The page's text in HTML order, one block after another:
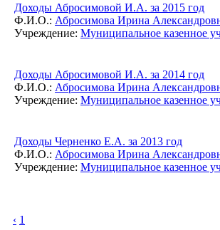
Доходы Абросимовой И.А. за 2015 год
Ф.И.О.: Абросимова Ирина
Учреждение: Муниципальное казенное
Доходы Абросимовой И.А. за 2014 год
Ф.И.О.: Абросимова Ирина
Учреждение: Муниципальное казенное
Доходы Черненко Е.А. за 2013 год
Ф.И.О.: Абросимова Ирина
Учреждение: Муниципальное казенное
‹ 1